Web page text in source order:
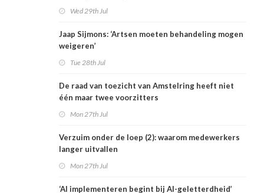
Wed 29th Jul
Jaap Sijmons: ‘Artsen moeten behandeling mogen
weigeren’
Tue 28th Jul
De raad van toezicht van Amstelring heeft niet
één maar twee voorzitters
Mon 27th Jul
Verzuim onder de loep (2): waarom medewerkers
langer uitvallen
Mon 27th Jul
‘AI implementeren begint bij AI-geletterdheid’